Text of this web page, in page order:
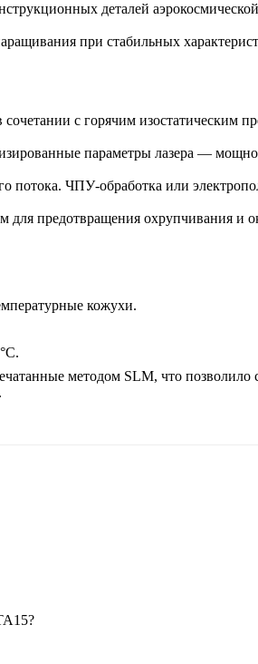
деталей
при стабильных
сочетании с горячим изостатическим
параметры лазера —
потока. ЧПУ-обработка или
для предотвращения охрупчивания и
кожухи.
методом SLM, что позволило